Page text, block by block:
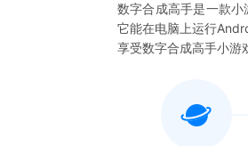
数字合成高手是一款小
它能在电脑上运行
享受数字合成高手小游